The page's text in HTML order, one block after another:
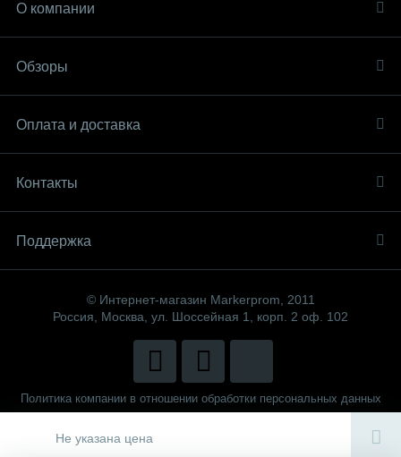
Не указана цена
О компании
Обзоры
Оплата и доставка
Контакты
Поддержка
© Интернет-магазин Markerprom, 2011
Россия, Москва, ул. Шоссейная 1, корп. 2 оф. 102
Политика компании в отношении обработки персональных данных